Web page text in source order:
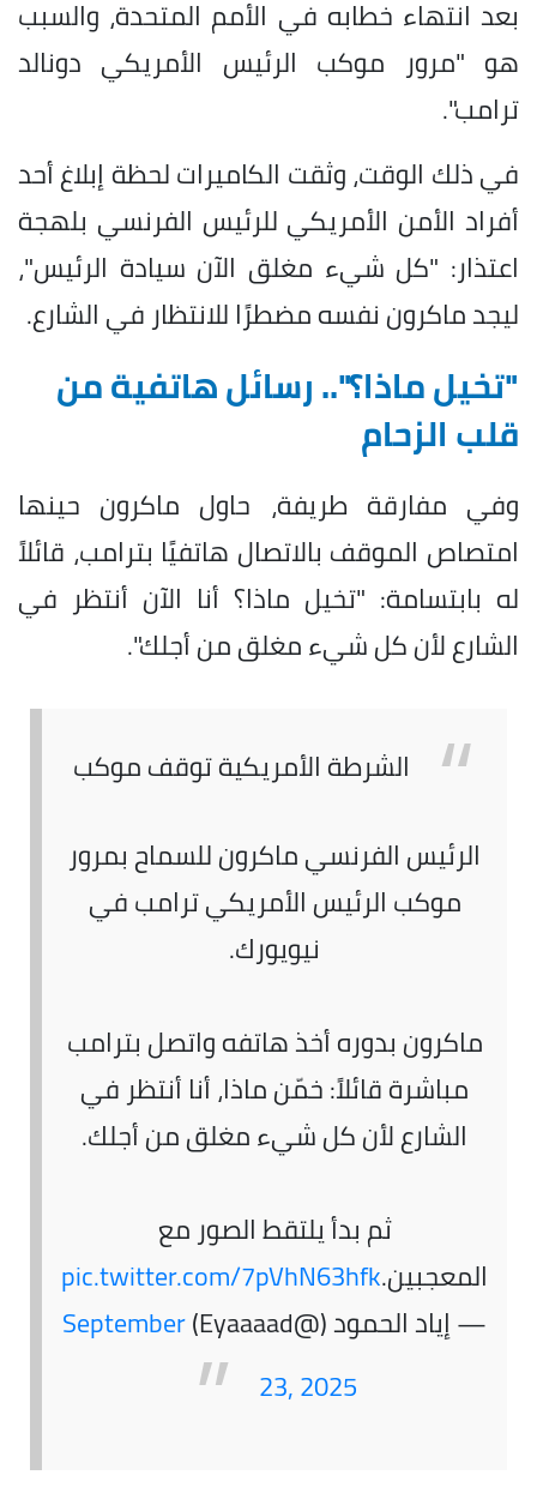
بعد انتهاء خطابه في الأمم المتحدة، والسبب
هو "مرور موكب الرئيس الأمريكي دونالد
ترامب".
في ذلك الوقت، وثقت الكاميرات لحظة إبلاغ أحد
أفراد الأمن الأمريكي للرئيس الفرنسي بلهجة
اعتذار: "كل شيء مغلق الآن سيادة الرئيس"،
ليجد ماكرون نفسه مضطرًا للانتظار في الشارع.
"تخيل ماذا؟".. رسائل هاتفية من
قلب الزحام
وفي مفارقة طريفة، حاول ماكرون حينها
امتصاص الموقف بالاتصال هاتفيًا بترامب، قائلاً
له بابتسامة: "تخيل ماذا؟ أنا الآن أنتظر في
الشارع لأن كل شيء مغلق من أجلك".
الشرطة الأمريكية توقف موكب
الرئيس الفرنسي ماكرون للسماح بمرور
موكب الرئيس الأمريكي ترامب في
نيويورك.
ماكرون بدوره أخذ هاتفه واتصل بترامب
مباشرة قائلاً: خمّن ماذا، أنا أنتظر في
الشارع لأن كل شيء مغلق من أجلك.
ثم بدأ يلتقط الصور مع
المعجبين.pic.twitter.com/7pVhN63hfk
— إياد الحمود (@Eyaaaad)
September
23, 2025